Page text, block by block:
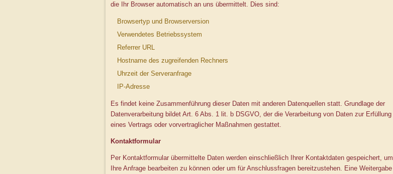
die Ihr Browser automatisch an uns übermittelt. Dies sind:
Browsertyp und Browserversion
Verwendetes Betriebssystem
Referrer URL
Hostname des zugreifenden Rechners
Uhrzeit der Serveranfrage
IP-Adresse
Es findet keine Zusammenführung dieser Daten mit anderen Datenquellen statt. Grundlage der
Datenverarbeitung bildet Art. 6 Abs. 1 lit. b DSGVO, der die Verarbeitung von Daten zur Erfüllung
eines Vertrags oder vorvertraglicher Maßnahmen gestattet.
Kontaktformular
Per Kontaktformular übermittelte Daten werden einschließlich Ihrer Kontaktdaten gespeichert, um
Ihre Anfrage bearbeiten zu können oder um für Anschlussfragen bereitzustehen. Eine Weitergabe